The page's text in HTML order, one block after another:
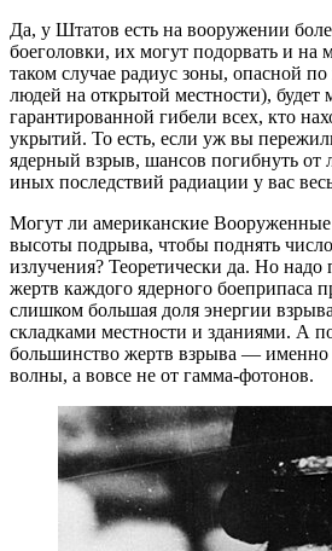
Да, у Штатов есть на вооружении
боеголовки, их могут подорвать и
таком случае радиус зоны, опасной
людей на открытой местности), будет
гарантированной гибели всех, кто
укрытий. То есть, если уж вы
ядерный взрыв, шансов погибнуть от
иных последствий радиации у вас
Могут ли американские
высоты подрыва, чтобы поднять
излучения? Теоретически да. Но надо
жертв каждого ядерного боеприпаса
слишком большая доля энергии
складками местности и зданиями. А
большинство жертв взрыва — именно
волны, а вовсе не от гамма-фотонов.